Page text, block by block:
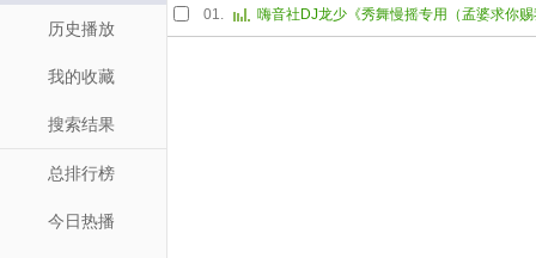
历史播放
我的收藏
搜索结果
总排行榜
今日热播
01.